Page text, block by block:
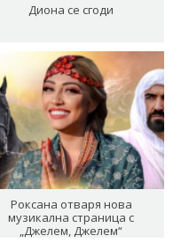
Диона се сгоди
Роксана отваря нова
музикална страница с
„Джелем, Джелем“